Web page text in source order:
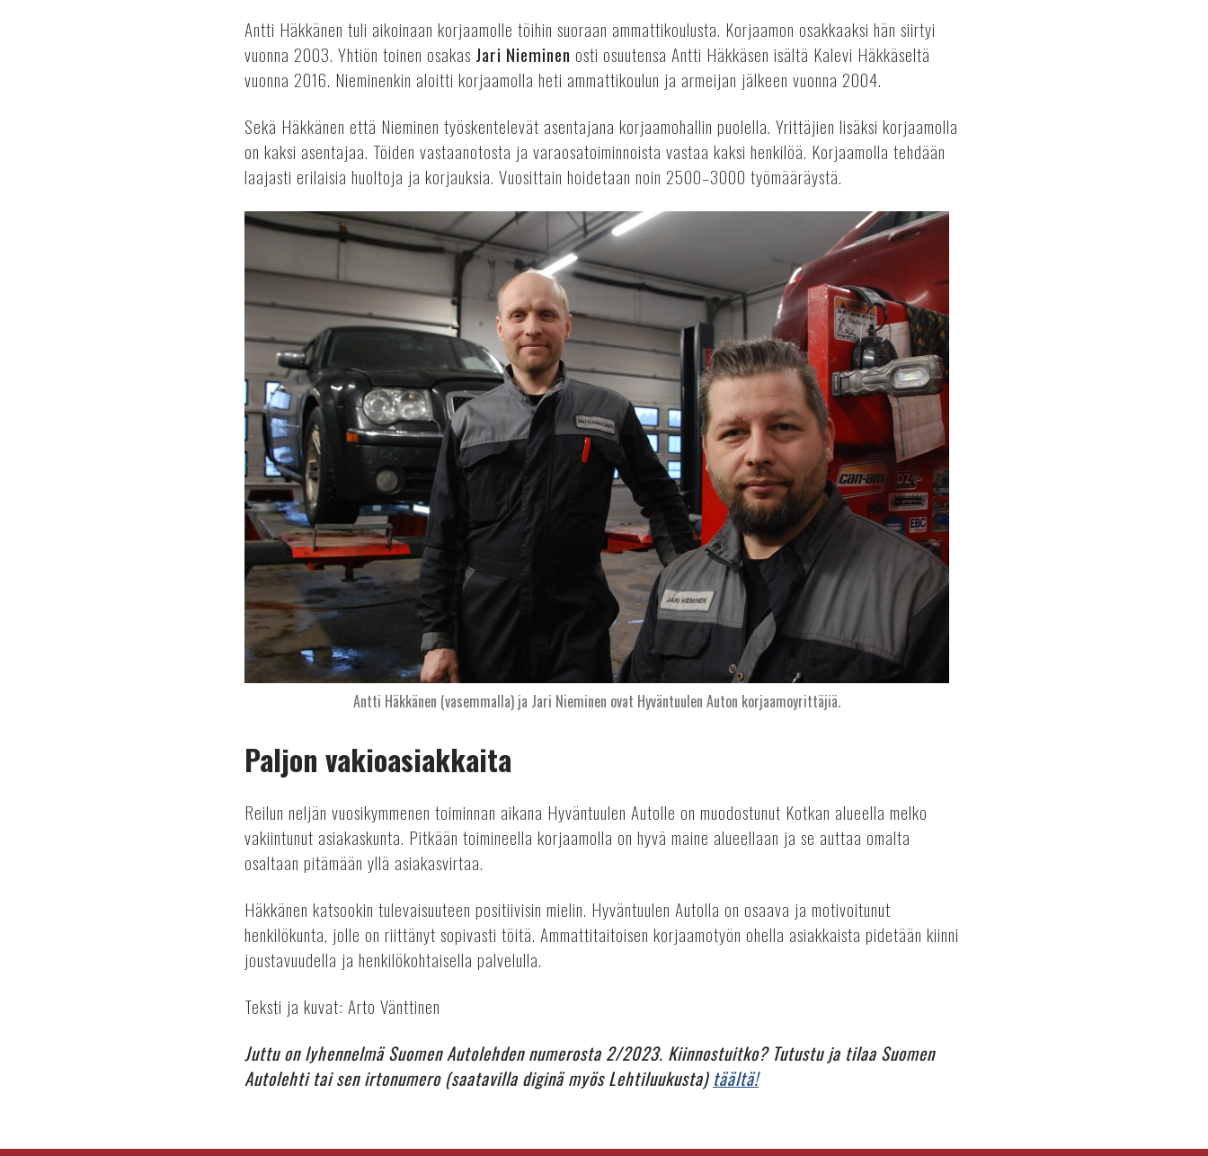
Antti Häkkänen tuli aikoinaan korjaamolle töihin suoraan ammattikoulusta. Korjaamon osakkaaksi hän siirtyi
vuonna 2003. Yhtiön toinen osakas Jari Nieminen osti osuutensa Antti Häkkäsen isältä Kalevi Häkkäseltä
vuonna 2016. Nieminenkin aloitti korjaamolla heti ammattikoulun ja armeijan jälkeen vuonna 2004.
Sekä Häkkänen että Nieminen työskentelevät asentajana korjaamohallin puolella. Yrittäjien lisäksi korjaamolla
on kaksi asentajaa. Töiden vastaanotosta ja varaosatoiminnoista vastaa kaksi henkilöä. Korjaamolla tehdään
laajasti erilaisia huoltoja ja korjauksia. Vuosittain hoidetaan noin 2500–3000 työmääräystä.
Antti Häkkänen (vasemmalla) ja Jari Nieminen ovat Hyväntuulen Auton korjaamoyrittäjiä.
Paljon vakioasiakkaita
Reilun neljän vuosikymmenen toiminnan aikana Hyväntuulen Autolle on muodostunut Kotkan alueella melko
vakiintunut asiakaskunta. Pitkään toimineella korjaamolla on hyvä maine alueellaan ja se auttaa omalta
osaltaan pitämään yllä asiakasvirtaa.
Häkkänen katsookin tulevaisuuteen positiivisin mielin. Hyväntuulen Autolla on osaava ja motivoitunut
henkilökunta, jolle on riittänyt sopivasti töitä. Ammattitaitoisen korjaamotyön ohella asiakkaista pidetään kiinni
joustavuudella ja henkilökohtaisella palvelulla.
Teksti ja kuvat: Arto Vänttinen
Juttu on lyhennelmä Suomen Autolehden numerosta 2/2023. Kiinnostuitko? Tutustu ja tilaa Suomen
Autolehti tai sen irtonumero (saatavilla diginä myös Lehtiluukusta) täältä!